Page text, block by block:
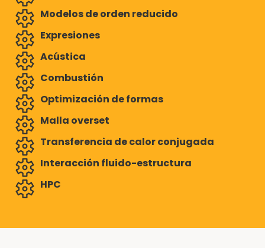
Modelos de orden reducido
Expresiones
Acústica
Combustión
Optimización de formas
Malla overset
Transferencia de calor conjugada
Interacción fluido-estructura
HPC